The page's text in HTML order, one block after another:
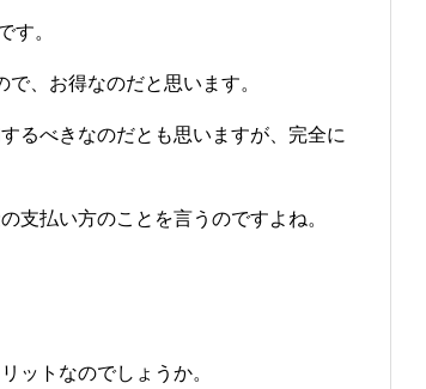
す。
、お得なのだと思います。
るべきなのだとも思いますが、完全に
支払い方のことを言うのですよね。
ットなのでしょうか。